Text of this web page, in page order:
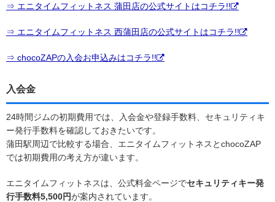
⇒ エニタイムフィットネス 蒲田店の公式サイトはコチラ!!
⇒ エニタイムフィットネス 西蒲田店の公式サイトはコチラ!!
⇒ chocoZAPの入会お申込みはコチラ!!
入会金
24時間ジムの初期費用では、入会金や登録手数料、セキュリティキ
ー発行手数料を確認しておきたいです。
蒲田駅周辺で比較する場合、エニタイムフィットネスとchocoZAP
では初期費用の考え方が違います。
エニタイムフィットネスは、公式料金ページでセキュリティキー発
行手数料5,500円が案内されています。